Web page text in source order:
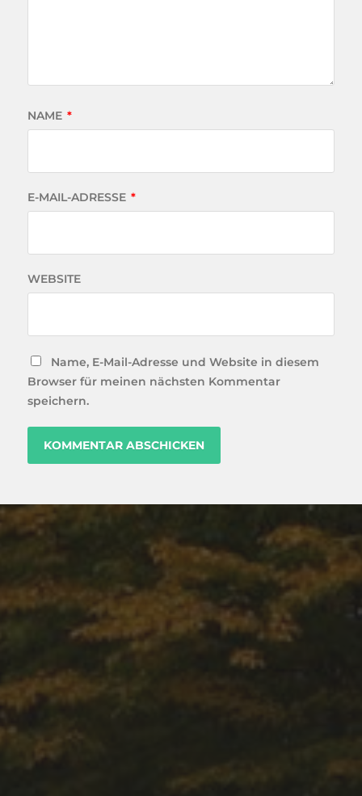
NAME *
E-MAIL-ADRESSE *
WEBSITE
Name, E-Mail-Adresse und Website in diesem
Browser für meinen nächsten Kommentar
speichern.